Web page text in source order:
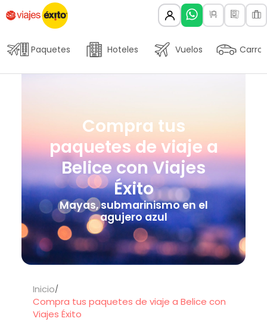
Paquetes Hoteles Vuelos Carros
Compra tus
paquetes de viaje a
Belice con Viajes
Éxito
Mayas, submarinismo en el
agujero azul
Inicio
Compra tus paquetes de viaje a Belice con
Viajes Éxito